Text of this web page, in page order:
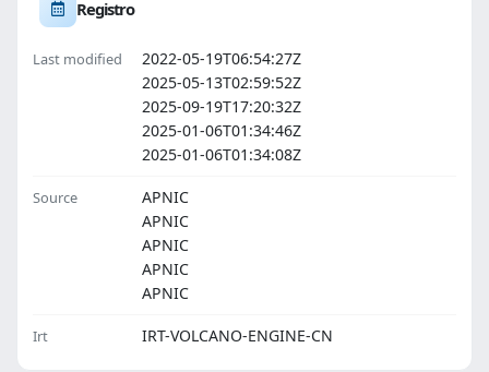
Registro
Last modified
2022-05-19T06:54:27Z
2025-05-13T02:59:52Z
2025-09-19T17:20:32Z
2025-01-06T01:34:46Z
2025-01-06T01:34:08Z
Source
APNIC
APNIC
APNIC
APNIC
APNIC
Irt IRT-VOLCANO-ENGINE-CN